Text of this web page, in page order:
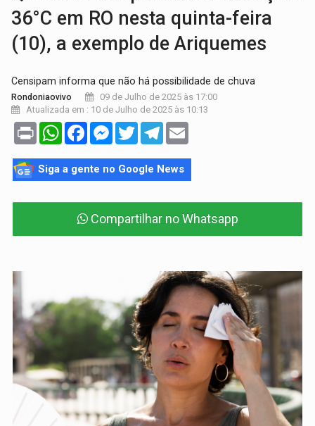
36°C em RO nesta quinta-feira
(10), a exemplo de Ariquemes
Censipam informa que não há possibilidade de chuva
Rondoniaovivo
09 de Julho de 2025 às 17:00
Atualizada em : 10 de Julho de 2025 às 10:13
Print WhatsAppFacebookMessenger
TwitterTelegram
Siga a gente no Google News
Compartilhar no Whatsapp